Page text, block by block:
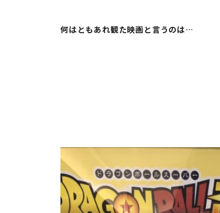
何はともあれ観た映画と言うのは…